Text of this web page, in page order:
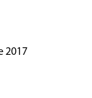
2017